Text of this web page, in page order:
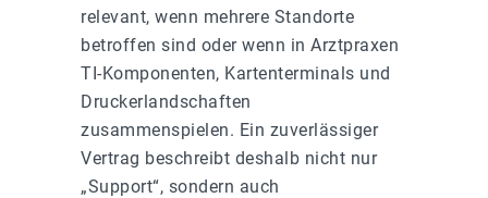
relevant, wenn mehrere Standorte
betroffen sind oder wenn in Arztpraxen
TI-Komponenten, Kartenterminals und
Druckerlandschaften
zusammenspielen. Ein zuverlässiger
Vertrag beschreibt deshalb nicht nur
„Support“, sondern auch